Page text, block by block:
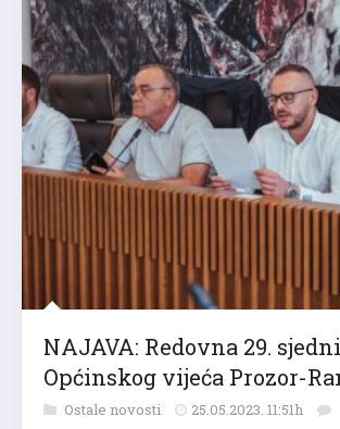
NAJAVA: Redovna 29.
Općinskog vijeća Prozor-
Ostale novosti 25.05.2023. 11:51h